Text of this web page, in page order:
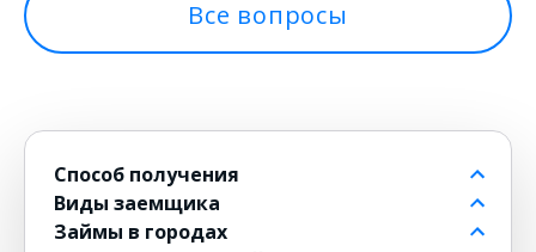
Все вопросы
Способ получения
На банковский счет
Через контакт
Виды заемщика
Пенсионерам до 80 лет
Займы в городах